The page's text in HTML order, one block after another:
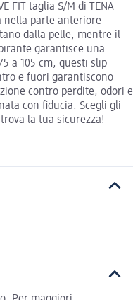
FIT taglia S/M di TENA
nella parte anteriore
dalla pelle, mentre il
garantisce una
a 105 cm, questi slip
e fuori garantiscono
contro perdite, odori e
con fiducia. Scegli gli
la tua sicurezza!